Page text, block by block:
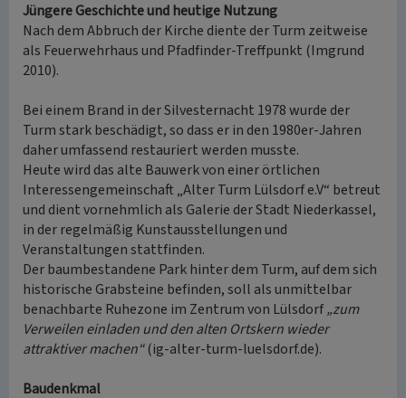
Jüngere Geschichte und heutige Nutzung
Nach dem Abbruch der Kirche diente der Turm zeitweise
als Feuerwehrhaus und Pfadfinder-Treffpunkt (Imgrund
2010).
Bei einem Brand in der Silvesternacht 1978 wurde der
Turm stark beschädigt, so dass er in den 1980er-Jahren
daher umfassend restauriert werden musste.
Heute wird das alte Bauwerk von einer örtlichen
Interessengemeinschaft „Alter Turm Lülsdorf e.V“ betreut
und dient vornehmlich als Galerie der Stadt Niederkassel,
in der regelmäßig Kunstausstellungen und
Veranstaltungen stattfinden.
Der baumbestandene Park hinter dem Turm, auf dem sich
historische Grabsteine befinden, soll als unmittelbar
benachbarte Ruhezone im Zentrum von Lülsdorf„zum
Verweilen einladen und den alten Ortskern wieder
attraktiver machen“(ig-alter-turm-luelsdorf.de).
Baudenkmal